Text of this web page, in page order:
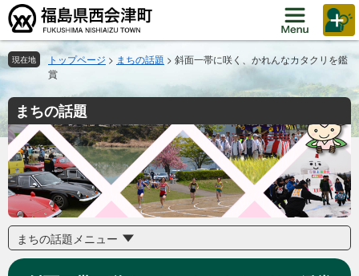
ペ
ー
ジ
の
先
で
す。
メ
ニ
ュ
ー
を
ば
し
て
本
文
へ
現在地 トップページ > まちの話題 > 斜面一帯に咲く、かれんなカタクリを鑑
賞
まちの話題
まちの話題メニュー